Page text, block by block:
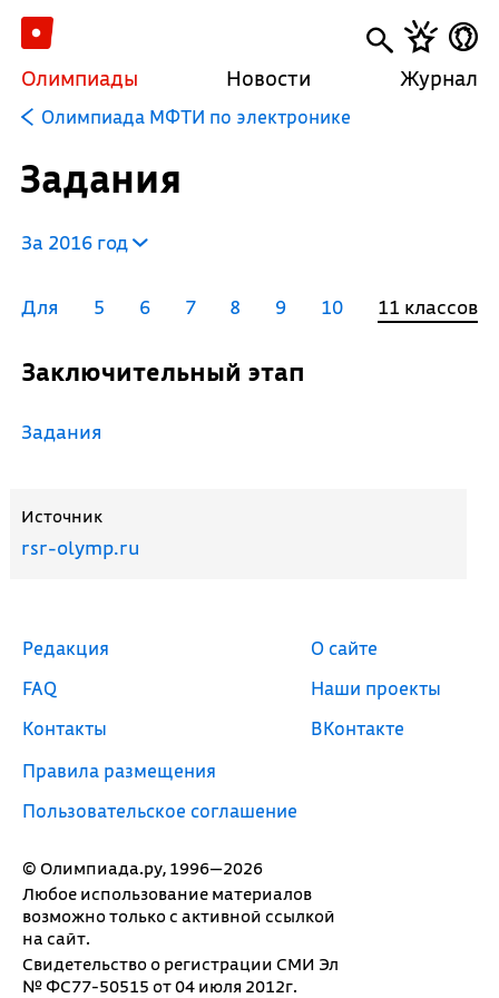
Олимпиады Новости Журнал
Олимпиада МФТИ по электронике
Задания
За 2016 год
Для 5 6 7 8 9 10 11 классов
Заключительный этап
Задания
Источник
rsr-olymp.ru
© Олимпиада.ру, 1996—2026
Любое использование материалов
возможно только с активной ссылкой
на сайт.
Свидетельство о регистрации СМИ Эл
№ ФС77-50515 от 04 июля 2012г.
Редакция
FAQ
Контакты
Правила размещения
Пользовательское соглашение
О сайте
Наши проекты
ВКонтакте